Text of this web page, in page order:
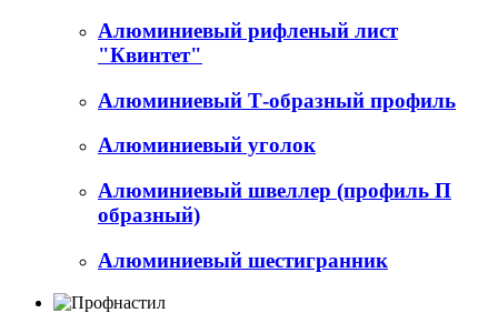
Алюминиевый рифленый лист
"Квинтет"
Алюминиевый Т-образный профиль
Алюминиевый уголок
Алюминиевый швеллер (профиль П
образный)
Алюминиевый шестигранник